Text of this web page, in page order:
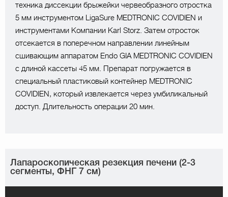
техника диссекции брыжейки червеобразного отростка
5 мм инструментом LigaSure MEDTRONIC COVIDIEN и
инструментами Компании Karl Storz. Затем отросток
отсекается в поперечном направлении линейным
сшивающим аппаратом Endo GIA MEDTRONIC COVIDIEN
с длиной кассеты 45 мм. Препарат погружается в
специальный пластиковый контейнер MEDTRONIC
COVIDIEN, который извлекается через умбиликальный
доступ. Длительность операции 20 мин.
Лапароскопическая резекция печени (2-3
сегменты, ФНГ 7 см)